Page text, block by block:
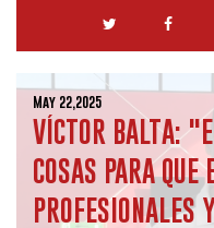
May 22,2025
VÍCTOR BALTA:
COSAS PARA QUE
PROFESIONALES